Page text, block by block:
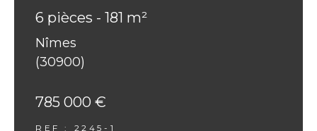
6 pièces - 181 m²
Nîmes
(30900)
785 000 €
REF : 2245-1